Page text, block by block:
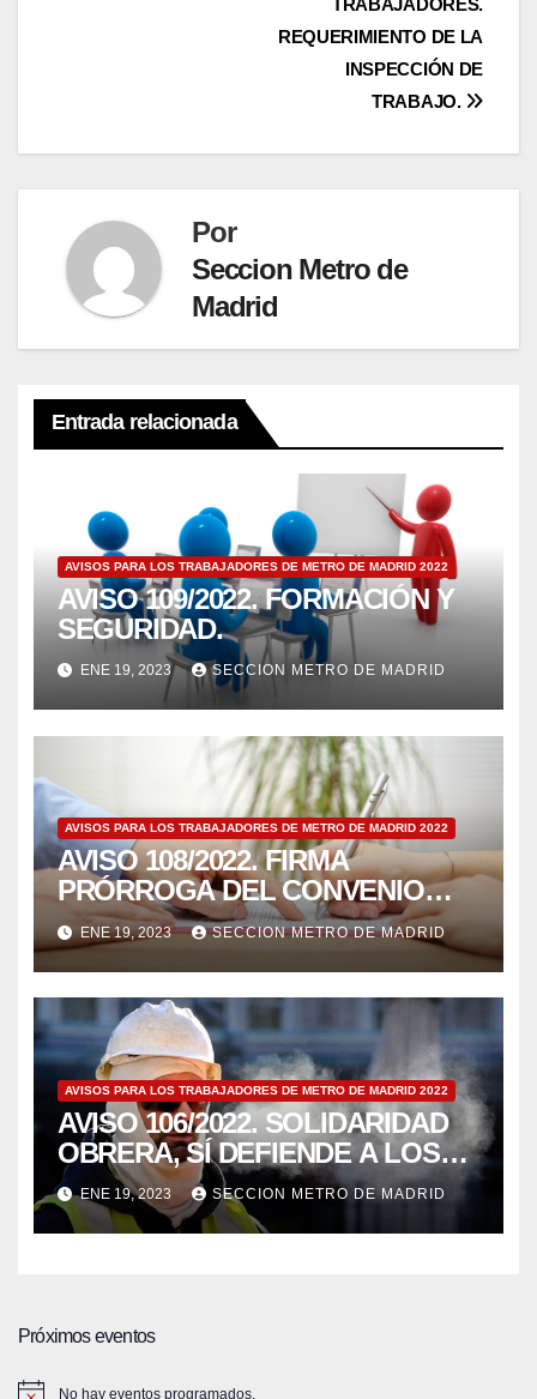
REQUERIMIENTO DE LA
INSPECCIÓN DE
TRABAJO.
Por
Seccion Metro de
Madrid
Entrada relacionada
AVISOS PARA LOS TRABAJADORES DE METRO DE MADRID 2022
AVISO 109/2022. FORMACIÓN Y
SEGURIDAD.
ENE 19, 2023 SECCION METRO DE MADRID
AVISOS PARA LOS TRABAJADORES DE METRO DE MADRID 2022
AVISO 108/2022. FIRMA
PRÓRROGA DEL CONVENIO
2020-2021.
ENE 19, 2023 SECCION METRO DE MADRID
AVISOS PARA LOS TRABAJADORES DE METRO DE MADRID 2022
AVISO 106/2022. SOLIDARIDAD
OBRERA, SÍ DEFIENDE A LOS
TRABAJADORES.
REQUERIMIENTO DE LA
INSPECCIÓN DE TRABAJO.
ENE 19, 2023 SECCION METRO DE MADRID
Próximos eventos
No hay eventos programados.